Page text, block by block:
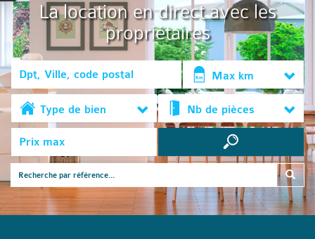
La location en direct avec les
propriétaires
Max km
Type de bien Nb de pièces